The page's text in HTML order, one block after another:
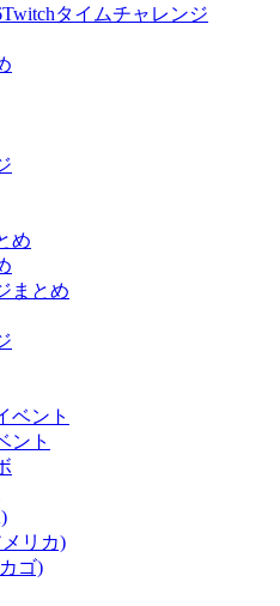
タイムチャレンジ
め
まとめ
ベント
ント
リカ)
ゴ)